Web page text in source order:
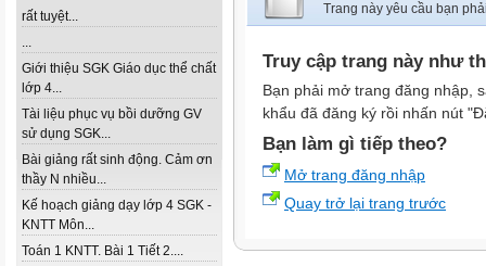
rất tuyệt...
...
Giới thiệu SGK Giáo dục thể chất
lớp 4...
Tài liệu phục vụ bồi dưỡng GV
sử dụng SGK...
Bài giảng rất sinh động. Cảm ơn
thầy N nhiều...
Kế hoạch giảng dạy lớp 4 SGK -
KNTT Môn...
Toán 1 KNTT. Bài 1 Tiết 2....
Trang này yêu cầu bạn
Truy cập trang này như
Bạn phải mở trang đăng nhập,
khẩu đã đăng ký rồi nhấn nút
Bạn làm gì tiếp theo?
Mở trang đăng nhập
Quay trở lại trang trước